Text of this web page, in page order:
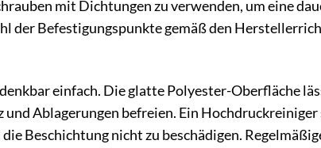
mit Dichtungen zu verwenden, um eine
der Befestigungspunkte gemäß den
einfach. Die glatte Polyester-Oberfläche
Ablagerungen befreien. Ein
Beschichtung nicht zu beschädigen.